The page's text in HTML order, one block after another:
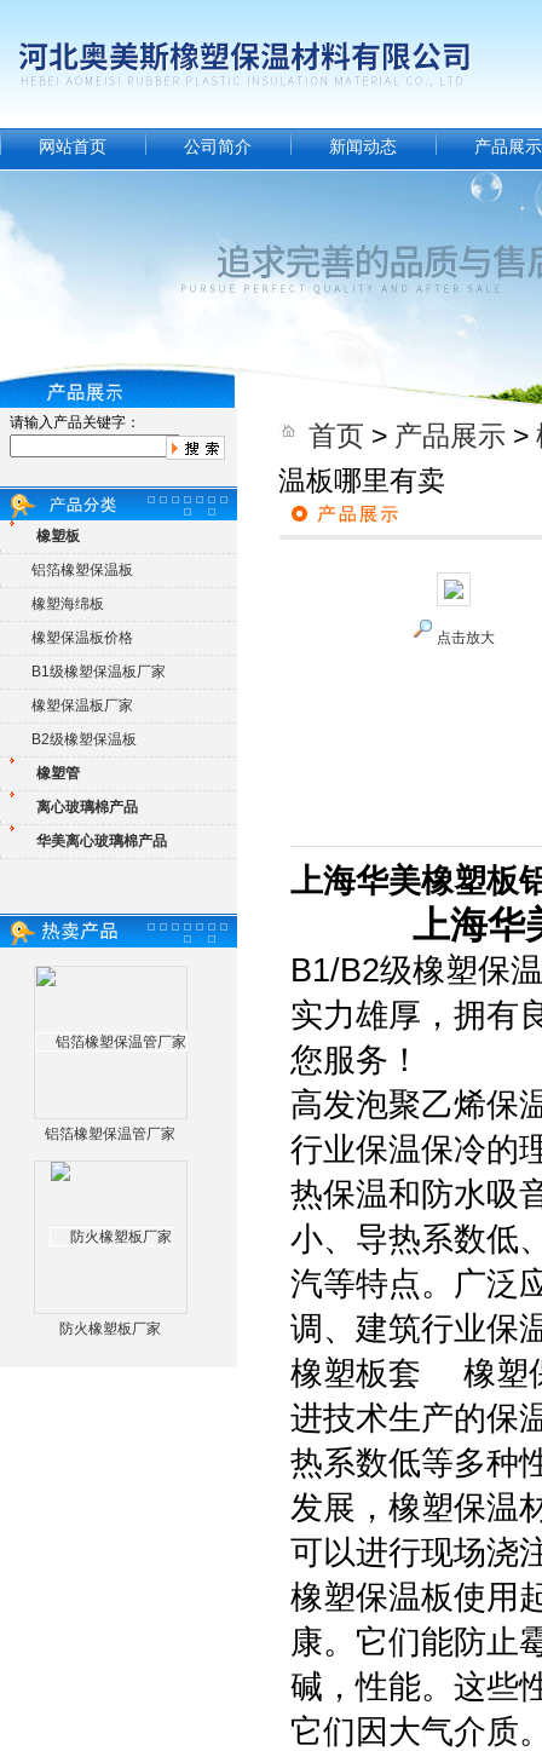
网站首页 公司简介 新闻动态 产品展示
请输入产品关键字：
橡塑板
铝箔橡塑保温板
橡塑海绵板
橡塑保温板价格
B1级橡塑保温板厂家
橡塑保温板厂家
B2级橡塑保温板
橡塑管
离心玻璃棉产品
华美离心玻璃棉产品
铝箔橡塑保温管厂家
防火橡塑板厂家
首页 > 产品展示 >
温板哪里有卖
点击放大
上海华美橡塑板
上海华
B1/B2级橡塑保
实力雄厚，拥有
您服务！
高发泡聚乙烯保
行业保温保冷的
热保温和防水吸
小、导热系数低
汽等特点。广泛
调、建筑行业保
橡塑板套 橡塑
进技术生产的保
热系数低等多种
发展，橡塑保温
可以进行现场浇
橡塑保温板使用
康。它们能防止
碱，性能。这些
它们因大气介质